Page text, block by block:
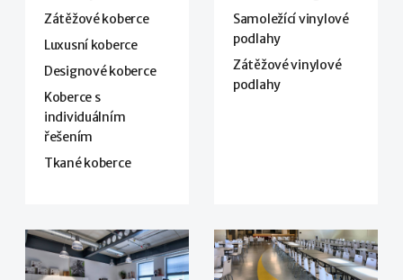
Zátěžové koberce
Luxusní koberce
Designové koberce
Koberce s
individuálním
řešením
Tkané koberce
Samoležící vinylové
podlahy
Zátěžové vinylové
podlahy